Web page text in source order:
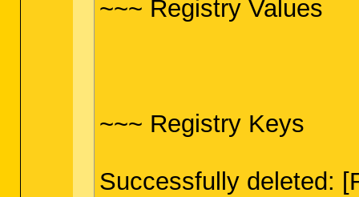
~~~ Registry Values
~~~ Registry Keys
Successfully deleted: